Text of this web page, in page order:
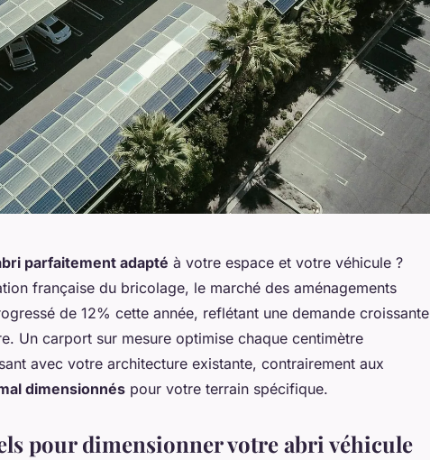
parfaitement adapté à votre espace et votre véhicule ?
française du bricolage, le marché des aménagements
de 12% cette année, reflétant une demande croissante
Un carport sur mesure optimise chaque centimètre
avec votre architecture existante, contrairement aux
dimensionnés pour votre terrain spécifique.
pour dimensionner votre abri véhicule